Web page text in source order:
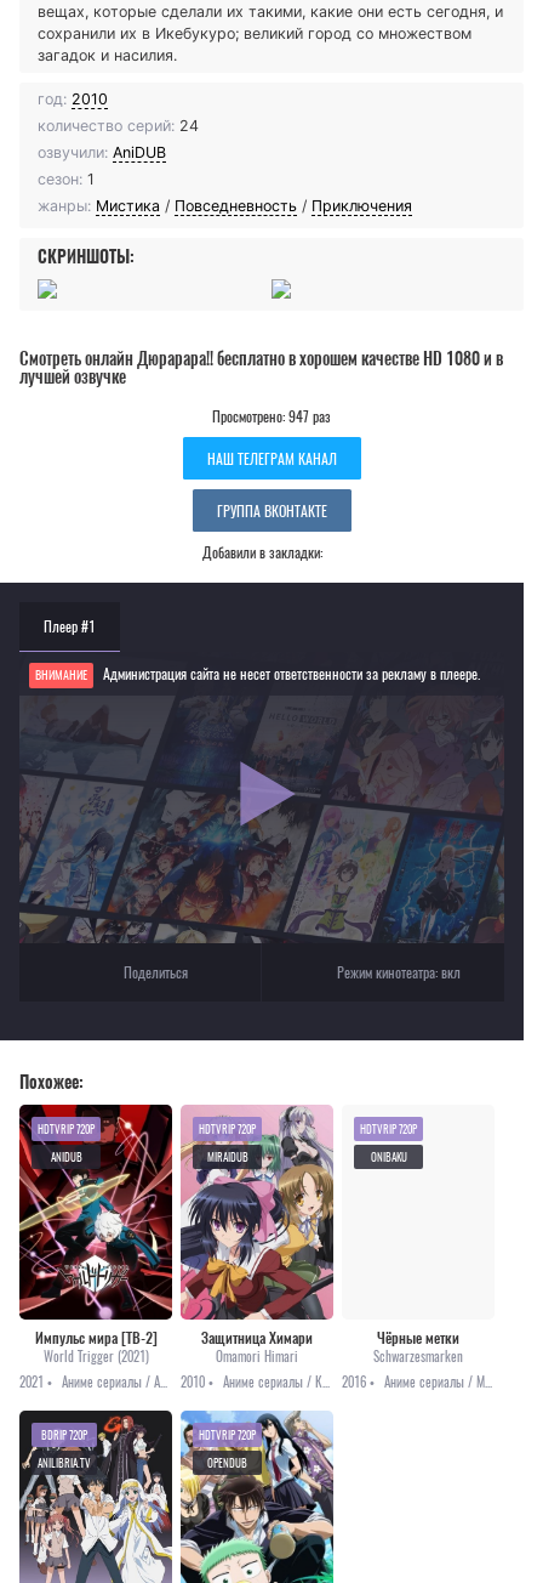
вещах, которые сделали их такими, какие они есть сегодня, и
сохранили их в Икебукуро; великий город со множеством
загадок и насилия.
год: 2010
количество серий: 24
озвучили: AniDUB
сезон: 1
жанры: Мистика / Повседневность / Приключения
СКРИНШОТЫ:
Смотреть онлайн Дюрарара!! бесплатно в хорошем качестве HD 1080 и в
лучшей озвучке
Просмотрено: 947 раз
НАШ ТЕЛЕГРАМ КАНАЛ
ГРУППА ВКОНТАКТЕ
Добавили в закладки:
Плеер #1
ВНИМАНИЕ Администрация сайта не несет ответственности за рекламу в плеере.
Если видео не работает, обновите страницу или выберите другой плеер!
Для просмотра некоторых аниме необходимо установить VPN
Текущее воспроизведение：Дюрарара!!
Поделиться Режим кинотеатра:вкл
Похожее:
Импульс мира [ТВ-2]
World Trigger (2021)
2021 •
HDTVRIP 720P
ANIDUB
Защитница Химари
Omamori Himari
2010 •
HDTVRIP 720P
MIRAIDUB
Чёрные метки
Schwarzesmarken
2016 •
HDTVRIP 720P
ONIBAKU
BDRIP 720P
ANILIBRIA.TV
HDTVRIP 720P
OPENDUB